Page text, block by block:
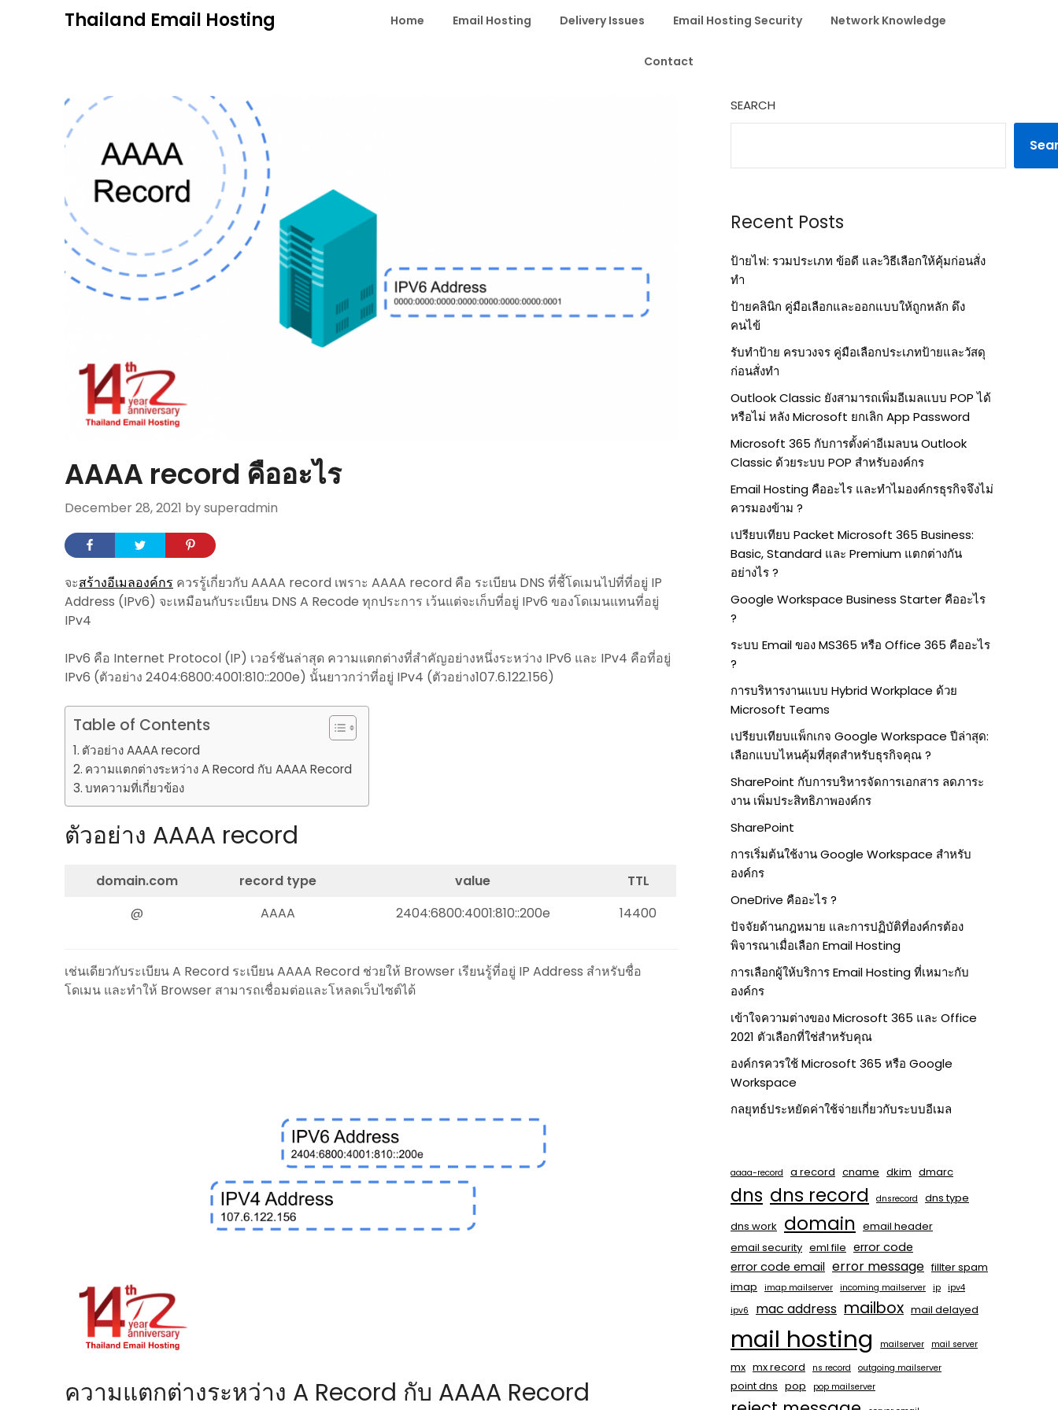
Thailand Email Hosting Home Email Hosting Delivery Issues Email Hosting Security Network Knowledge
Contact
AAAA record คืออะไร
December 28, 2021 by superadmin
จะสร้างอีเมลองค์กร ควรรู้เกี่ยวกับ AAAA record เพราะ AAAA record คือ ระเบียน DNS ที่ชี้โดเมนไปที่ที่อยู่ IP
Address (IPv6) จะเหมือนกับระเบียน DNS A Recode ทุกประการ เว้นแต่จะเก็บที่อยู่ IPv6 ของโดเมนแทนที่อยู่
IPv4
IPv6 คือ Internet Protocol (IP) เวอร์ชันล่าสุด ความแตกต่างที่สำคัญอย่างหนึ่งระหว่าง IPv6 และ IPv4 คือที่อยู่
IPv6 (ตัวอย่าง 2404:6800:4001:810::200e) นั้นยาวกว่าที่อยู่ IPv4 (ตัวอย่าง107.6.122.156)
Table of Contents
ตัวอย่าง AAAA record
ความแตกต่างระหว่าง A Record กับ AAAA Record
บทความที่เกี่ยวข้อง
ตัวอย่าง AAAA record
domain.com record type value
TTL
@
AAAA 2404:6800:4001:810::200e 14400
เช่นเดียวกับระเบียน A Record ระเบียน AAAA Record ช่วยให้ Browser เรียนรู้ที่อยู่ IP Address สำหรับชื่อ
โดเมน และทำให้ Browser สามารถเชื่อมต่อและโหลดเว็บไซต์ได้
ความแตกต่างระหว่าง A Record กับ AAAA Record
SEARCH
Recent Posts
ป้ายไฟ: รวมประเภท ข้อดี และวิธีเลือกให้คุ้มก่อนสั่ง
ทำ
ป้ายคลินิก คู่มือเลือกและออกแบบให้ถูกหลัก ดึง
คนไข้
รับทำป้าย ครบวงจร คู่มือเลือกประเภทป้ายและวัสดุ
ก่อนสั่งทำ
Outlook Classic ยังสามารถเพิ่มอีเมลแบบ POP ได้
หรือไม่ หลัง Microsoft ยกเลิก App Password
Microsoft 365 กับการตั้งค่าอีเมลบน Outlook
Classic ด้วยระบบ POP สำหรับองค์กร
Email Hosting คืออะไร และทำไมองค์กรธุรกิจจึงไม่
ควรมองข้าม ?
เปรียบเทียบ Packet Microsoft 365 Business:
Basic, Standard และ Premium แตกต่างกัน
อย่างไร ?
Google Workspace Business Starter คืออะไร
?
ระบบ Email ของ MS365 หรือ Office 365 คืออะไร
?
การบริหารงานแบบ Hybrid Workplace ด้วย
Microsoft Teams
เปรียบเทียบแพ็กเกจ Google Workspace ปีล่าสุด:
เลือกแบบไหนคุ้มที่สุดสำหรับธุรกิจคุณ ?
SharePoint กับการบริหารจัดการเอกสาร ลดภาระ
งาน เพิ่มประสิทธิภาพองค์กร
SharePoint
การเริ่มต้นใช้งาน Google Workspace สำหรับ
องค์กร
OneDrive คืออะไร ?
ปัจจัยด้านกฎหมาย และการปฏิบัติที่องค์กรต้อง
พิจารณาเมื่อเลือก Email Hosting
การเลือกผู้ให้บริการ Email Hosting ที่เหมาะกับ
องค์กร
เข้าใจความต่างของ Microsoft 365 และ Office
2021 ตัวเลือกที่ใช่สำหรับคุณ
องค์กรควรใช้ Microsoft 365 หรือ Google
Workspace
กลยุทธ์ประหยัดค่าใช้จ่ายเกี่ยวกับระบบอีเมล
aaaa-record a record cname dkim dmarc
dns dns record dnsrecord
dns type
dns work domain email header
email security eml file error code
error code email error message fillter spam
imap
imap mailserver incoming mailserver ip
ipv4
ipv6
mac address mailbox mail delayed
mail hosting mailserver mail server
mx mx record ns record outgoing mailserver
point dns pop pop mailserver